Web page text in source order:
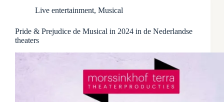
Live entertainment, Musical
Pride & Prejudice de Musical in 2024 in de Nederlandse
theaters